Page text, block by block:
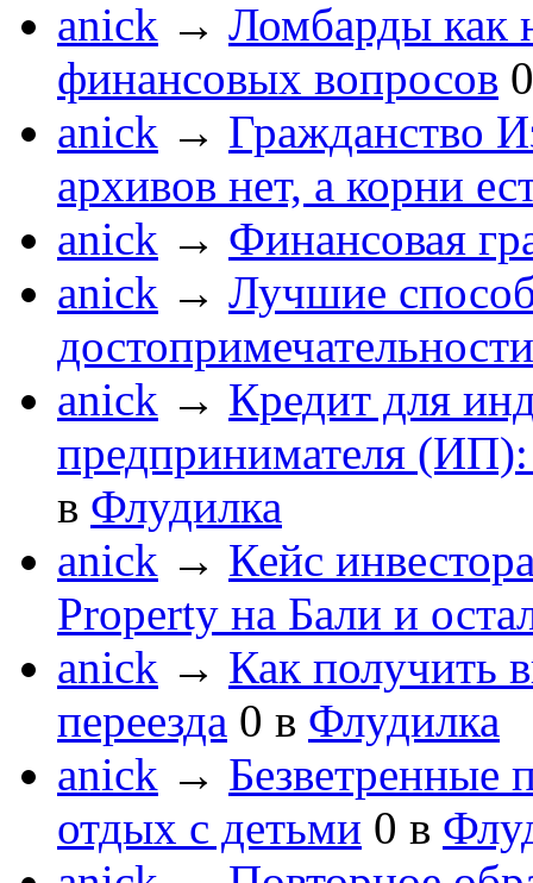
anick → Ломбарды как
финансовых вопросов 0
anick → Гражданство
архивов нет, а корни
anick → Финансовая
anick → Лучшие
anick → Кредит для
предпринимателя
в Флудилка
anick → Кейс
Property на Бали и
anick → Как получить
переезда 0 в Флудилка
anick → Безветренные
отдых с детьми 0 в